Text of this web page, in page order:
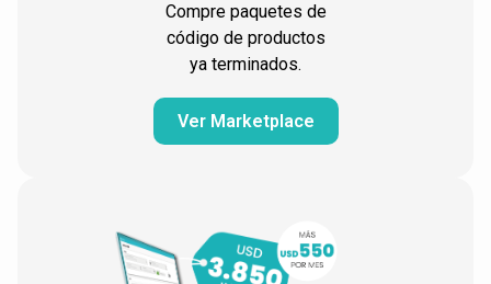
Compre paquetes de
código de productos
ya terminados.
Ver Marketplace